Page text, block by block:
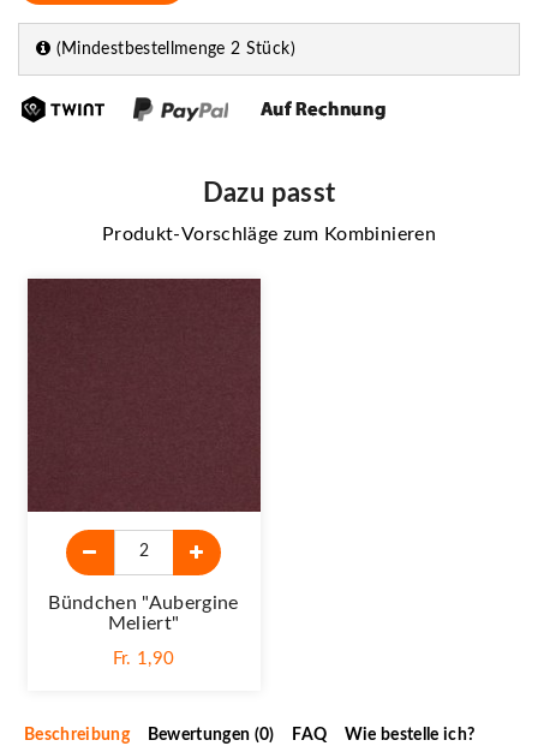
(Mindestbestellmenge 2 Stück)
Dazu passt
Produkt-Vorschläge zum Kombinieren
Bündchen "aubergine
Meliert"
Fr. 1,90
Beschreibung Bewertungen (0) FAQ Wie bestelle ich?